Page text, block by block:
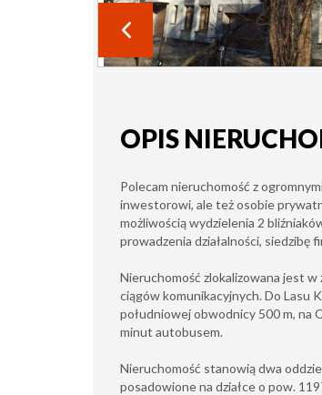
OPIS
Polecam nieruchomość z
inwestorowi, ale też osobie
możliwością wydzielenia 2
prowadzenia działalności, siedzibę
Nieruchomość zlokalizowana jest
ciągów komunikacyjnych. Do Lasu
południowej obwodnicy 500 m, na
minut autobusem.
Nieruchomość stanowią dwa
posadowione na działce o pow.